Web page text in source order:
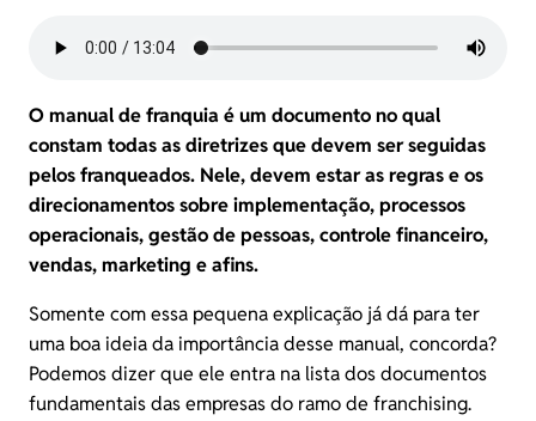
O manual de franquia é um documento no qual
constam todas as diretrizes que devem ser seguidas
pelos franqueados. Nele, devem estar as regras e os
direcionamentos sobre implementação, processos
operacionais, gestão de pessoas, controle financeiro,
vendas, marketing e afins.
Somente com essa pequena explicação já dá para ter
uma boa ideia da importância desse manual, concorda?
Podemos dizer que ele entra na lista dos documentos
fundamentais das empresas do ramo de franchising.